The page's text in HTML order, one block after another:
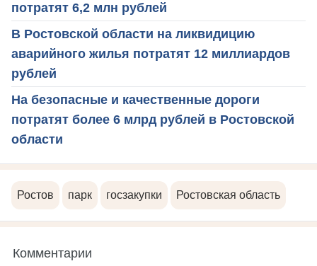
потратят 6,2 млн рублей
В Ростовской области на ликвидицию
аварийного жилья потратят 12 миллиардов
рублей
На безопасные и качественные дороги
потратят более 6 млрд рублей в Ростовской
области
Ростов парк госзакупки Ростовская область
Комментарии